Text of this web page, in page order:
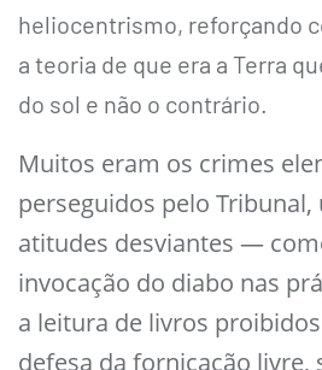
heliocentrismo, reforçando
a teoria de que era a Terra
do sol e não o contrário.
Muitos eram os crimes
perseguidos pelo Tribunal,
atitudes desviantes —
invocação do diabo nas
a leitura de livros
defesa da fornicação livre,